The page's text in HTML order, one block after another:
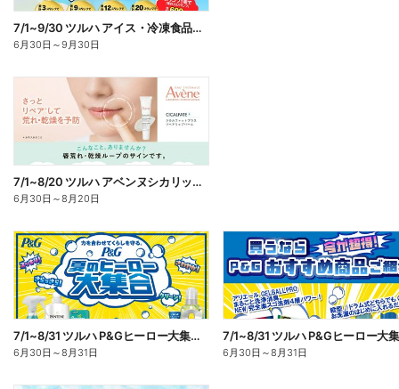
7/1~9/30 ツルハ アイス・冷凍食品スタンプラリーキャンペーン企画
6月30日 ～9月30日
7/1~8/20 ツルハ アベンヌシカリップ予約
6月30日 ～8月20日
7/1~8/31 ツルハ P&Gヒーロー大集合キャンペーン企画ー1
6月30日 ～8月31日 6月30日 ～8月31日